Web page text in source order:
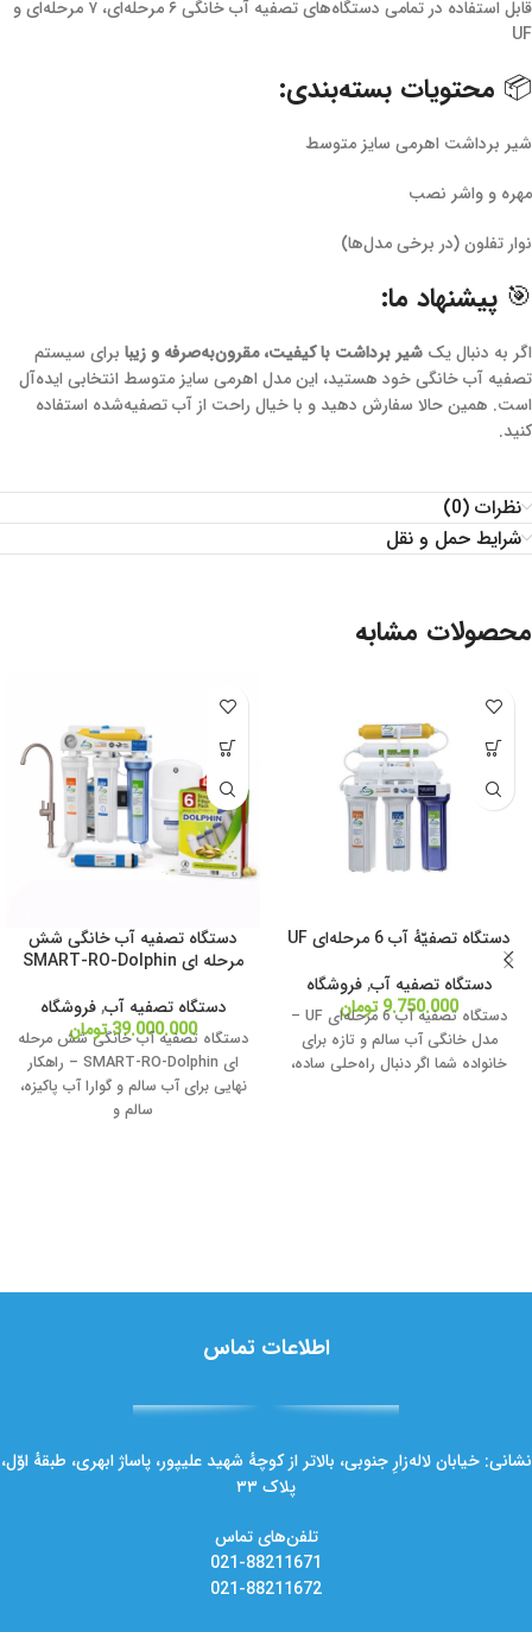
قابل استفاده در تمامی دستگاه‌های تصفیه آب خانگی ۶ مرحله‌ای، ۷ مرحله‌ای و
UF
📦 محتویات بسته‌بندی:
شیر برداشت اهرمی سایز متوسط
مهره و واشر نصب
نوار تفلون (در برخی مدل‌ها)
🎯 پیشنهاد ما:
اگر به دنبال یک شیر برداشت با کیفیت، مقرون‌به‌صرفه و زیبا برای سیستم
تصفیه آب خانگی خود هستید، این مدل اهرمی سایز متوسط انتخابی ایده‌آل
است. همین حالا سفارش دهید و با خیال راحت از آب تصفیه‌شده استفاده
کنید.
نظرات (0)
شرایط حمل و نقل
محصولات مشابه
دستگاه تصفیّهٔ آب 6 مرحله‌ای UF
دستگاه تصفیه آب,فروشگاه
9.750.000تومان
دستگاه تصفیه آب 6 مرحله‌ای UF –
مدل خانگی آب سالم و تازه برای
خانواده شما اگر دنبال راه‌حلی ساده،
دستگاه تصفیه آب خانگی شش
مرحله ای SMART-RO-Dolphin
دستگاه تصفیه آب,فروشگاه
39.000.000تومان
دستگاه تصفیه آب خانگی شش مرحله
ای SMART-RO-Dolphin – راهکار
نهایی برای آب سالم و گوارا آب پاکیزه،
سالم و
اطلاعات تماس
نشانی: خیابان لاله‌زارِ جنوبی، بالاتر از کوچهٔ شهید علیپور، پاساژ ابهری، طبقهٔ اوّل،
پلاک ۳۳
تلفن‌های تماس
021-88211671
021-88211672